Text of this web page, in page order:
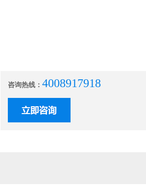
咨询热线： 4008917918